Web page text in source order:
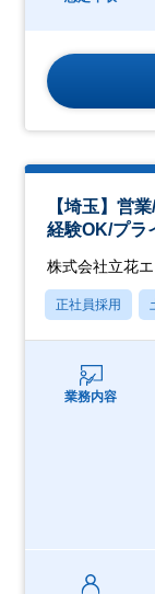
【埼⽟】営
経験OK/プラ
株式会社立花
正社員採用
業務内容